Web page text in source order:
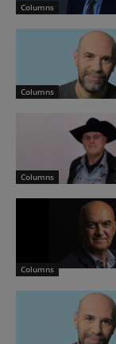
Columns
Columns
Columns
Columns